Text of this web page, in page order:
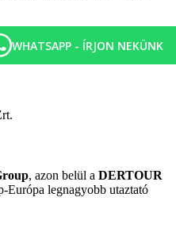
napközben snack-
helyi alkoholos és alkoholmentes
Az All Inclusive szállodák
szállodánként eltérhetnek.
WHATSAPP - ÍRJON NEKÜNK
, azon belül a DERTOUR
Európa legnagyobb utaztató